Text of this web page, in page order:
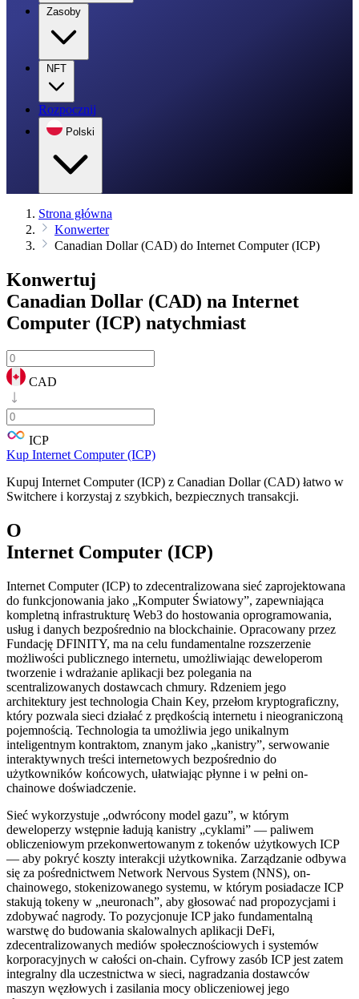
Zasoby
NFT
Rozpocznij
Polski
Strona główna
Konwerter
Canadian Dollar (CAD) do Internet Computer (ICP)
Konwertuj
Canadian Dollar (CAD) na Internet
Computer (ICP) natychmiast
CAD
ICP
Kup Internet Computer (ICP)
Kupuj Internet Computer (ICP) z Canadian Dollar (CAD) łatwo w
Switchere i korzystaj z szybkich, bezpiecznych transakcji.
O
Internet Computer (ICP)
Internet Computer (ICP) to zdecentralizowana sieć zaprojektowana
do funkcjonowania jako „Komputer Światowy”, zapewniająca
kompletną infrastrukturę Web3 do hostowania oprogramowania,
usług i danych bezpośrednio na blockchainie. Opracowany przez
Fundację DFINITY, ma na celu fundamentalne rozszerzenie
możliwości publicznego internetu, umożliwiając deweloperom
tworzenie i wdrażanie aplikacji bez polegania na
scentralizowanych dostawcach chmury. Rdzeniem jego
architektury jest technologia Chain Key, przełom kryptograficzny,
który pozwala sieci działać z prędkością internetu i nieograniczoną
pojemnością. Technologia ta umożliwia jego unikalnym
inteligentnym kontraktom, znanym jako „kanistry”, serwowanie
interaktywnych treści internetowych bezpośrednio do
użytkowników końcowych, ułatwiając płynne i w pełni on-
chainowe doświadczenie.
Sieć wykorzystuje „odwrócony model gazu”, w którym
deweloperzy wstępnie ładują kanistry „cyklami” — paliwem
obliczeniowym przekonwertowanym z tokenów użytkowych ICP
— aby pokryć koszty interakcji użytkownika. Zarządzanie odbywa
się za pośrednictwem Network Nervous System (NNS), on-
chainowego, stokenizowanego systemu, w którym posiadacze ICP
stakują tokeny w „neuronach”, aby głosować nad propozycjami i
zdobywać nagrody. To pozycjonuje ICP jako fundamentalną
warstwę do budowania skalowalnych aplikacji DeFi,
zdecentralizowanych mediów społecznościowych i systemów
korporacyjnych w całości on-chain. Cyfrowy zasób ICP jest zatem
integralny dla uczestnictwa w sieci, nagradzania dostawców
maszyn węzłowych i zasilania mocy obliczeniowej jego